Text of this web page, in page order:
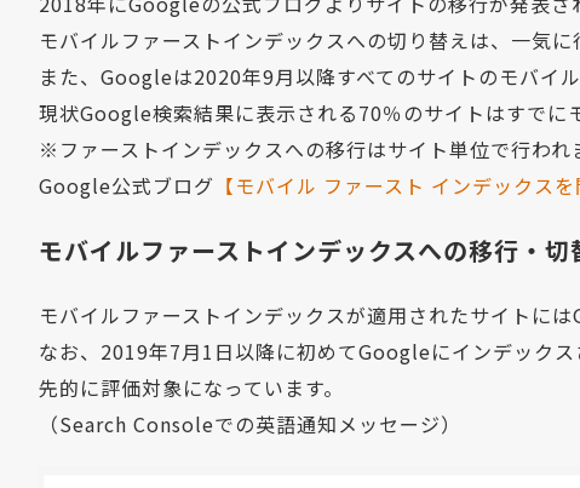
モバイルファーストインデックスへの切り替えは、一気
また、Googleは2020年9月以降すべてのサイトのモバイ
現状Google検索結果に表示される70％のサイトはすでに
※ファーストインデックスへの移行はサイト単位で行われ
Google公式ブログ 【モバイル ファースト インデックスを
モバイルファーストインデックスへの移行・切
モバイルファーストインデックスが適用されたサイトに
なお、2019年7月1日以降に初めてGoogleにインデック
先的に評価対象になっています。
（Search Consoleでの英語通知メッセージ）